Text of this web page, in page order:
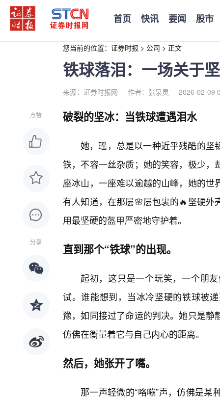
首页 快讯 要闻 股市
您当前的位置： 证券时报 > 公司 > 正文
铁球落泪：一场关于
来源：证券时报网 作者：张泉灵 2026-02-09
点赞
分享
破裂的坚冰：当铁球遭遇泪水
她，瑶，总是以一种近乎残酷的坚
铁，不容一丝杂质；她的笑容，极少
座冰山，一座难以逾越的山峰，她的
有人知道，在那层🌸层包裹的🔥坚硬
用最坚硬的盔甲严密地守护着。
直到那个“铁球”的出现。
起初，这只是一个玩笑，一个朋
试。谁能想到，当冰冷坚硬的铁球被
豫，如同接过了命运的判决。她只是
仿佛在衡量着它与自己内心的距离。
然后，她张开了嘴。
那一声轻微的“咯嘣”声，仿佛是